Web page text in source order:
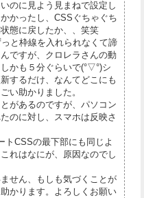
のに見よう見まねで設定し
かったし、CSSぐちゃぐち
態に戻したか、、笑笑
と枠線を入れられなくて諦
ですが、クロレラさんの動
かも５分ぐらいで(°▽°)シ
するだけ、なんてどこにも
い助かりました。
があるのですが、パソコン
のに対し、スマホは反映さ
トCSSの最下部にも同じよ
れはなにが、原因なのでし
せん、もしも気づくことが
かります。よろしくお願い